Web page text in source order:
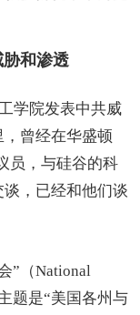
和渗透
学院发表中共威
曾经在华盛顿
员，与硅谷的科
，已经和他们谈
”（National
题是“美国各州与